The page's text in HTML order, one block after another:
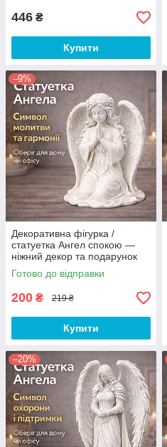
446 ₴
Купити
–9%
Декоративна фігурка /
статуетка Ангел спокою —
ніжний декор та подарунок
для дому 100мм
Готово до відправки
200 ₴ 219 ₴
Купити
–20%